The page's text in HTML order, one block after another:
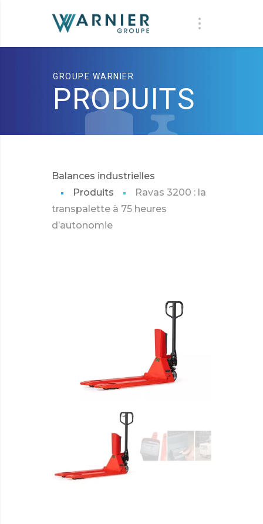
GROUPE WARNIER
PRODUITS
Balances industrielles
Produits
Ravas 3200 : la
transpalette à 75 heures
d’autonomie